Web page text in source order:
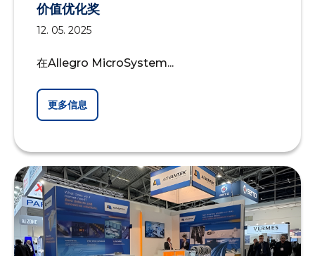
价值优化奖
12. 05. 2025
在Allegro MicroSystem...
更多信息